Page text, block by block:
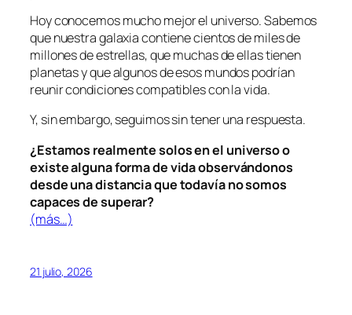
Hoy conocemos mucho mejor el universo. Sabemos
que nuestra galaxia contiene cientos de miles de
millones de estrellas, que muchas de ellas tienen
planetas y que algunos de esos mundos podrían
reunir condiciones compatibles con la vida.
Y, sin embargo, seguimos sin tener una respuesta.
¿Estamos realmente solos en el universo o
existe alguna forma de vida observándonos
desde una distancia que todavía no somos
capaces de superar?
(más…)
21 julio, 2026